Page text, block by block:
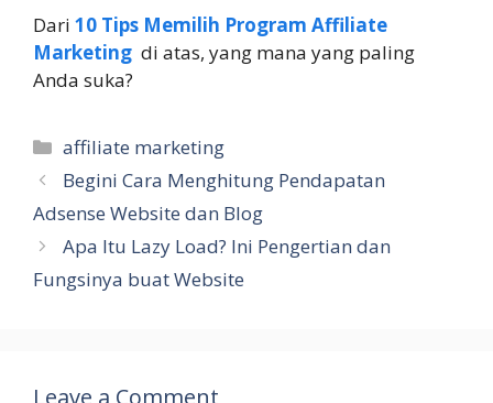
Dari 10 Tips Memilih Program Affiliate
Marketing di atas, yang mana yang paling
Anda suka?
Categories
affiliate marketing
Begini Cara Menghitung Pendapatan
Adsense Website dan Blog
Apa Itu Lazy Load? Ini Pengertian dan
Fungsinya buat Website